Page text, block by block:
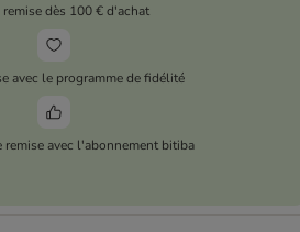
remise dès 100 € d'achat
avec le programme de fidélité
remise avec l'abonnement bitiba